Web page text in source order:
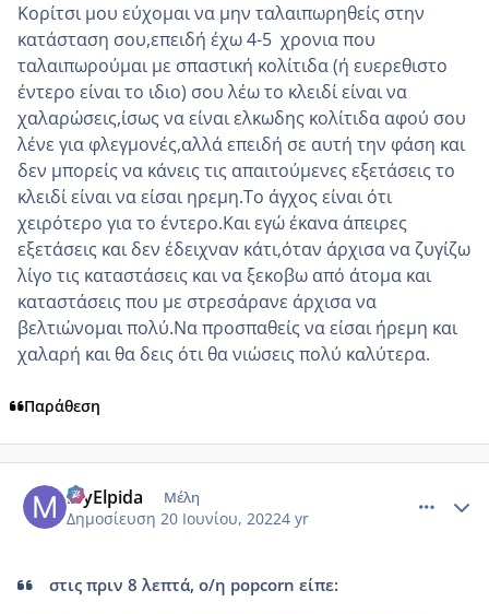
Κορίτσι μου εύχομαι να μην ταλαιπωρηθείς στην
κατάσταση σου,επειδή έχω 4-5 χρονια που
ταλαιπωρούμαι με σπαστική κολίτιδα (ή ευερεθιστο
έντερο είναι το ιδιο) σου λέω το κλειδί είναι να
χαλαρώσεις,ίσως να είναι ελκωδης κολίτιδα αφού σου
λένε για φλεγμονές,αλλά επειδή σε αυτή την φάση και
δεν μπορείς να κάνεις τις απαιτούμενες εξετάσεις το
κλειδί είναι να είσαι ηρεμη.Το άγχος είναι ότι
χειρότερο για το έντερο.Και εγώ έκανα άπειρες
εξετάσεις και δεν έδειχναν κάτι,όταν άρχισα να ζυγίζω
λίγο τις καταστάσεις και να ξεκοβω από άτομα και
καταστάσεις που με στρεσάρανε άρχισα να
βελτιώνομαι πολύ.Να προσπαθείς να είσαι ήρεμη και
χαλαρή και θα δεις ότι θα νιώσεις πολύ καλύτερα.
Παράθεση
MyElpida Μέλη
Δημοσίευση 20 Ιουνίου, 20224 yr
στις πριν 8 λεπτά, ο/η popcorn είπε: